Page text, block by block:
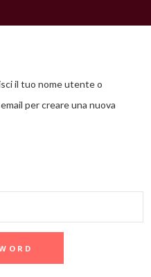
il tuo nome utente o
per creare una nuova